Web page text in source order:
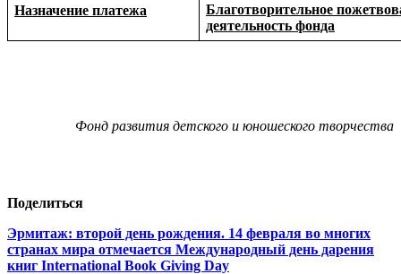
Назначение платежа
Благотворительное
деятельность фонда
Фонд развития детского и юношеского творчества
Поделиться
Эрмитаж: второй день рождения. 14 февраля во многих
странах мира отмечается Международный день дарения
книг International Book Giving Day